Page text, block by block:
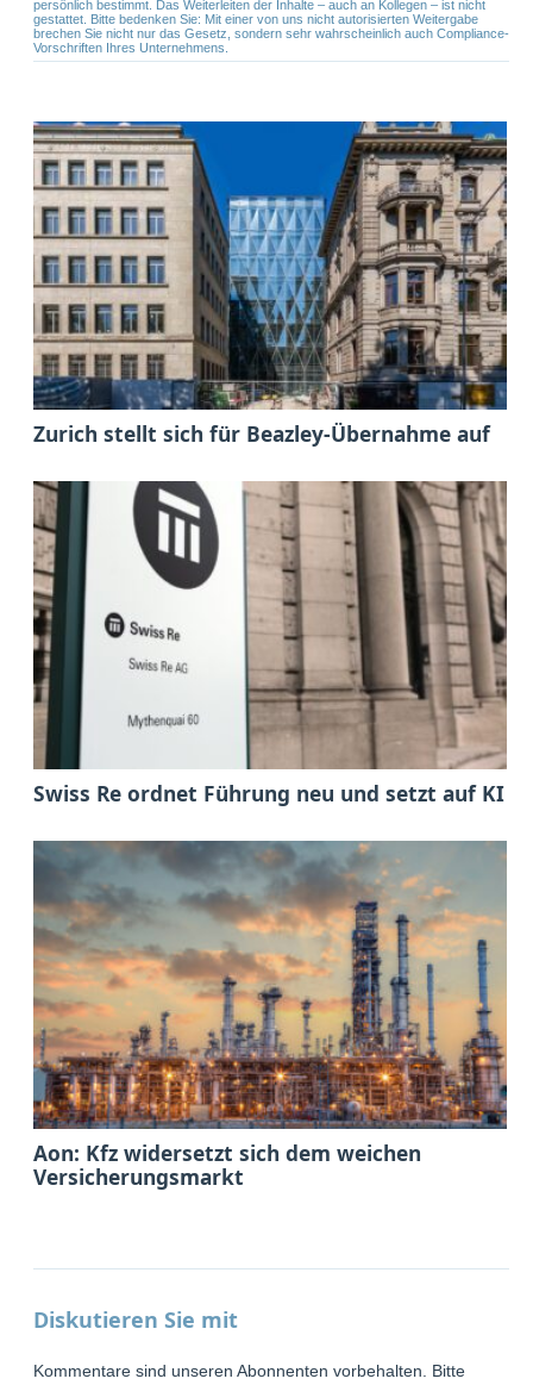
persönlich bestimmt. Das Weiterleiten der Inhalte – auch an Kollegen – ist nicht
gestattet. Bitte bedenken Sie: Mit einer von uns nicht autorisierten Weitergabe
brechen Sie nicht nur das Gesetz, sondern sehr wahrscheinlich auch Compliance-
Vorschriften Ihres Unternehmens.
Zurich stellt sich für Beazley-Übernahme auf
Swiss Re ordnet Führung neu und setzt auf KI
Aon: Kfz widersetzt sich dem weichen
Versicherungsmarkt
Diskutieren Sie mit
Kommentare sind unseren Abonnenten vorbehalten. Bitte